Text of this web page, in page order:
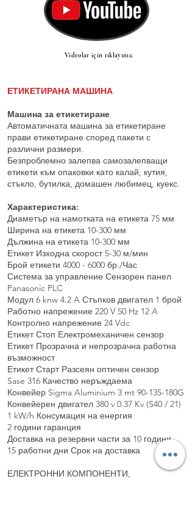
Videolar için tıklayınız.
ЕТИКЕТИРАНА МАШИНА
Машина за етикетиране
Автоматичната машина за етикетиране
прави етикетиране според пакети с
различни размери.
Безпроблемно залепва самозалепващи
етикети към опаковки като калай, кутия,
стъкло, бутилка, домашен любимец, куекс.
Характеристика:
Диаметър на намотката на етикета 75 мм
Ширина на етикета 10-300 мм
Дължина на етикета 10-300 мм
Етикет Изходна скорост 5-30 м/мин
Брой етикети 4000 - 6000 бр./Час
Система за управление Сензорен панел
Panasonic PLC
Модул 6 knw 4.2 A Стъпков двигател 1 брой
Работно напрежение 220 V 50 Hz 12 A
Контролно напрежение 24 Vdc
Етикет Стоп Електромеханичен сензор
Етикет Прозрачна и непрозрачна работна
възможност
Етикет Старт Разсеян оптичен сензор
Sase 316 Качество неръждаема
Конвейер Sigma Aluminium 3 mt 90-135-180G
Конвейерен двигател 380 v 0.37 Kv (S40 / 21)
1 kW/h Консумация на енергия
2 години гаранция
Доставка на резервни части за 10 години
15 работни дни Срок на доставка
ЕЛЕКТРОННИ КОМПОНЕНТИ,